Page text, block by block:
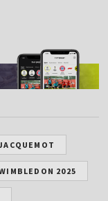
2025